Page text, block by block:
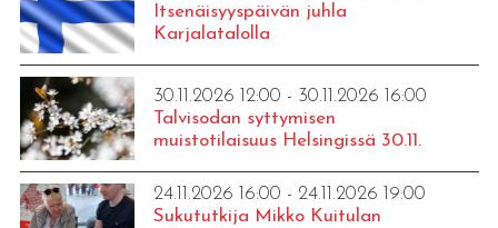
Itsenäisyyspäivän juhla
Karjalatalolla
30.11.2026 12:00 - 30.11.2026 16:00
Talvisodan syttymisen
muistotilaisuus Helsingissä 30.11.
24.11.2026 16:00 - 24.11.2026 19:00
Sukututkija Mikko Kuitulan